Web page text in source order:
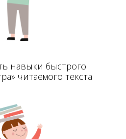
навыки быстрого
читаемого текста